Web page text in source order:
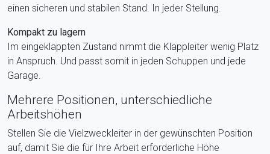
einen sicheren und stabilen Stand. In jeder Stellung.
Kompakt zu lagern
Im eingeklappten Zustand nimmt die Klappleiter wenig Platz
in Anspruch. Und passt somit in jeden Schuppen und jede
Garage.
Mehrere Positionen, unterschiedliche
Arbeitshöhen
Stellen Sie die Vielzweckleiter in der gewünschten Position
auf, damit Sie die für Ihre Arbeit erforderliche Höhe